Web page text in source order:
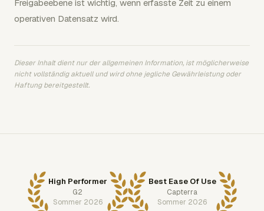
Freigabeebene ist wichtig, wenn erfasste Zeit zu einem
operativen Datensatz wird.
Dieser Inhalt dient nur der allgemeinen Information, ist möglicherweise
nicht vollständig aktuell und wird ohne jegliche Gewährleistung oder
Haftung bereitgestellt.
High Performer
G2
Sommer 2026
Best Ease Of Use
Capterra
Sommer 2026